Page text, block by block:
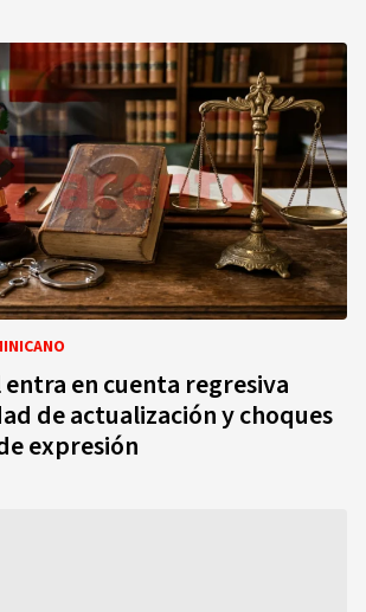
en cuenta regresiva
de actualización y choques
expresión